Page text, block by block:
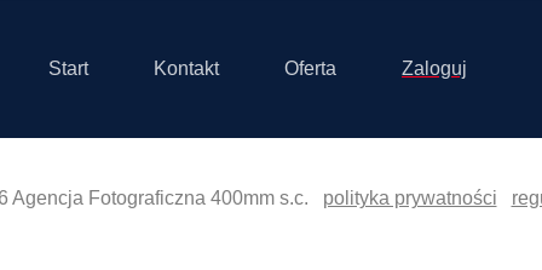
Start Kontakt Oferta Zaloguj
Agencja Fotograficzna 400mm s.c. polityka prywatności